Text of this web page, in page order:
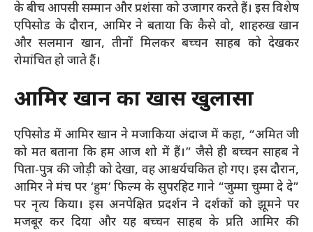
के बीच आपसी सम्मान और प्रशंसा को उजागर करते हैं। इस विशेष
एपिसोड के दौरान, आमिर ने बताया कि कैसे वो, शाहरुख खान
और सलमान खान, तीनों मिलकर बच्चन साहब को देखकर
रोमांचित हो जाते हैं।
आमिर खान का खास खुलासा
एपिसोड में आमिर खान ने मजाकिया अंदाज में कहा, “अमित जी
को मत बताना कि हम आज शो में हैं।” जैसे ही बच्चन साहब ने
पिता-पुत्र की जोड़ी को देखा, वह आश्चर्यचकित हो गए। इस दौरान,
आमिर ने मंच पर ‘हुम’ फिल्म के सुपरहिट गाने “जुम्मा चुम्मा दे दे”
पर नृत्य किया। इस अनपेक्षित प्रदर्शन ने दर्शकों को झूमने पर
मजबूर कर दिया और यह बच्चन साहब के प्रति आमिर की